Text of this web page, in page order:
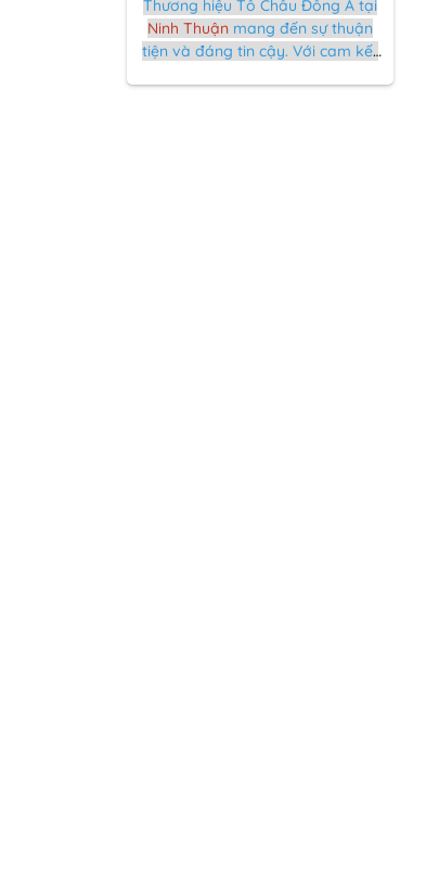
Thương hiệu Tô Châu Đông Á tại
Ninh Thuận mang đến sự thuận
tiện và đáng tin cậy. Với cam kết